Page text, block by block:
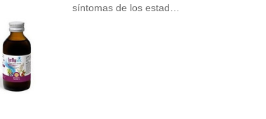
síntomas de los estad…